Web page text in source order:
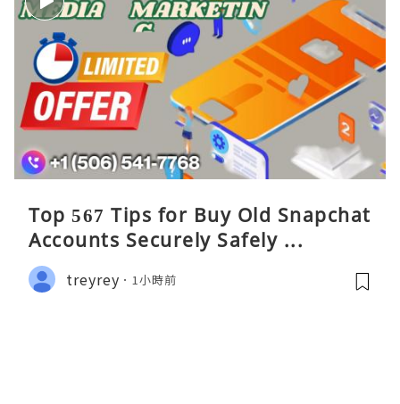
Top 567 Tips for Buy Old Snapchat
Accounts Securely Safely ...
treyrey 1小時前